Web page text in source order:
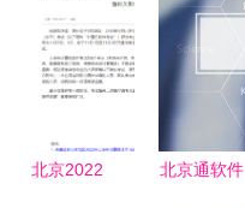
北京2022
北京通软件